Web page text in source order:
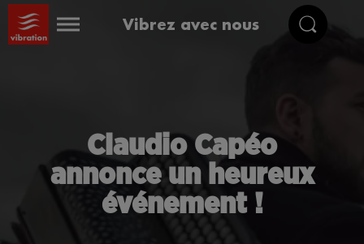
Vibrez avec nous
Claudio Capéo
annonce un heureux
événement !